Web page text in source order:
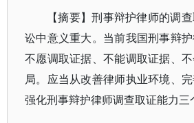
【摘要】刑事辩护律师的调
讼中意义重大。当前我国刑事辩
不愿调取证据、不能调取证据、
局。应当从改善律师执业环境、完
强化刑事辩护律师调查取证能力三